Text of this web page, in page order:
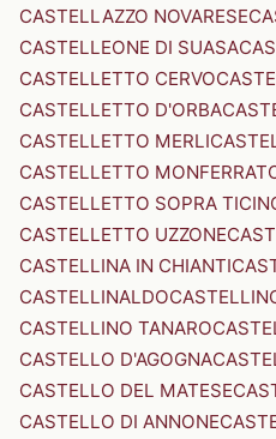
CASTELLAZZO NOVARESE
CASTELLEONE DI SUASA
CASTELLETTO CERVO
CASTELLETTO D'ORBA
CASTELLETTO MERLI
CASTELLETTO
CASTELLETTO SOPRA
CASTELLETTO UZZONE
CASTELLINA IN CHIANTI
CASTELLINALDO
CASTELLINO TANARO
CASTELLO D'AGOGNA
CASTELLO DEL MATESE
CASTELLO DI ANNONE